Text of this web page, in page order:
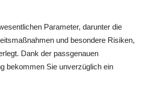
Parameter, darunter die
und besondere Risiken,
Dank der passgenauen
bekommen Sie unverzüglich ein